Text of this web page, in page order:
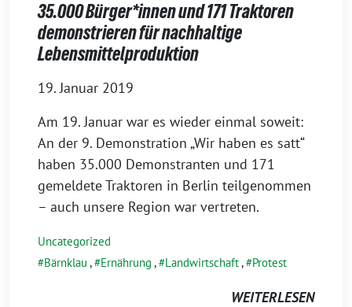
35.000 Bürger*innen und 171 Traktoren
demonstrieren für nachhaltige
Lebensmittelproduktion
19. Januar 2019
Am 19. Januar war es wieder einmal soweit:
An der 9. Demonstration „Wir haben es satt“
haben 35.000 Demonstranten und 171
gemeldete Traktoren in Berlin teilgenommen
– auch unsere Region war vertreten.
Uncategorized
Bärnklau , Ernährung , Landwirtschaft, Protest
WEITERLESEN